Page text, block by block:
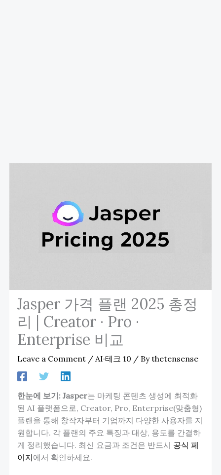
Jasper 가격 플랜 2025 총정
리 | Creator · Pro ·
Enterprise 비교
Leave a Comment / AI·테크 10 / Bythetensense
한눈에 보기: Jasper는 마케팅 콘텐츠 생성에 최적화
된 AI 플랫폼으로, Creator, Pro, Enterprise(맞춤형)
플랜을 통해 창작자부터 기업까지 다양한 사용자를 지
원합니다. 각 플랜의 주요 특징과 대상, 용도를 간결하
게 정리했습니다. 최신 요금과 조건은 반드시 공식 페
이지에서 확인하세요.